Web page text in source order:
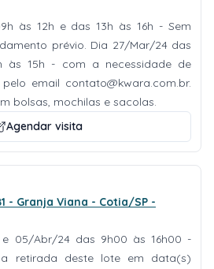
às 12h e das 13h às 16h - Sem
prévio. Dia 27/Mar/24 das
às 15h - com a necessidade de
email contato@kwara.com.br.
bolsas, mochilas e sacolas.
Agendar visita
- Granja Viana - Cotia/SP -
e 05/Abr/24 das 9h00 às 16h00 -
retirada deste lote em data(s)